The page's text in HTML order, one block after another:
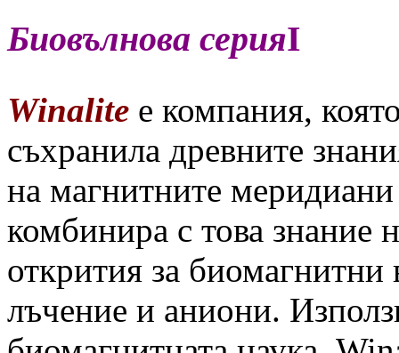
Биовълнова серияI
Winalite е компания,
съхранила древните
на магнитните
комбинира с това знание
открития за
лъчение и аниони.